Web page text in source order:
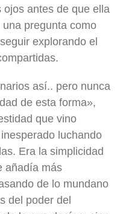
antes de que ella
pregunta como
explorando el
así.. pero nunca
de esta forma»,
que vino
luchando
Era la simplicidad
añadía más
de lo mundano
del poder del